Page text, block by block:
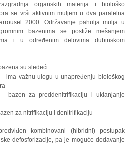
organskih materija i biološko
se vrši aktivnim muljem u dva paralelna
2000. Održavanje pahulja mulja u
bazenima se postiže mešanjem
i u određenim delovima dubinskom
su sledeći:
ima važnu ulogu u unapređenju biološkog
bazen za preddenitrifikaciju i uklanjanje
za nitrifikaciju i denitrifikaciju
kombinovani (hibridni) postupak
defosforizacije, pa je moguće dodavanje